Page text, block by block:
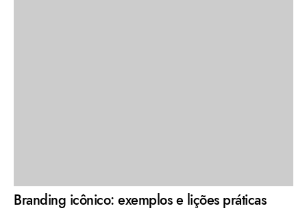
Branding icônico: exemplos e lições práticas